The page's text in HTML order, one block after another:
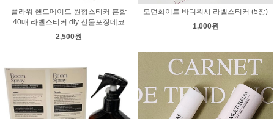
플라워 핸드메이드 원형스티커 혼합
40매 라벨스티커 diy 선물포장데코
2,500원
모던화이트 바디워시 라벨스티커 (5장)
1,000원